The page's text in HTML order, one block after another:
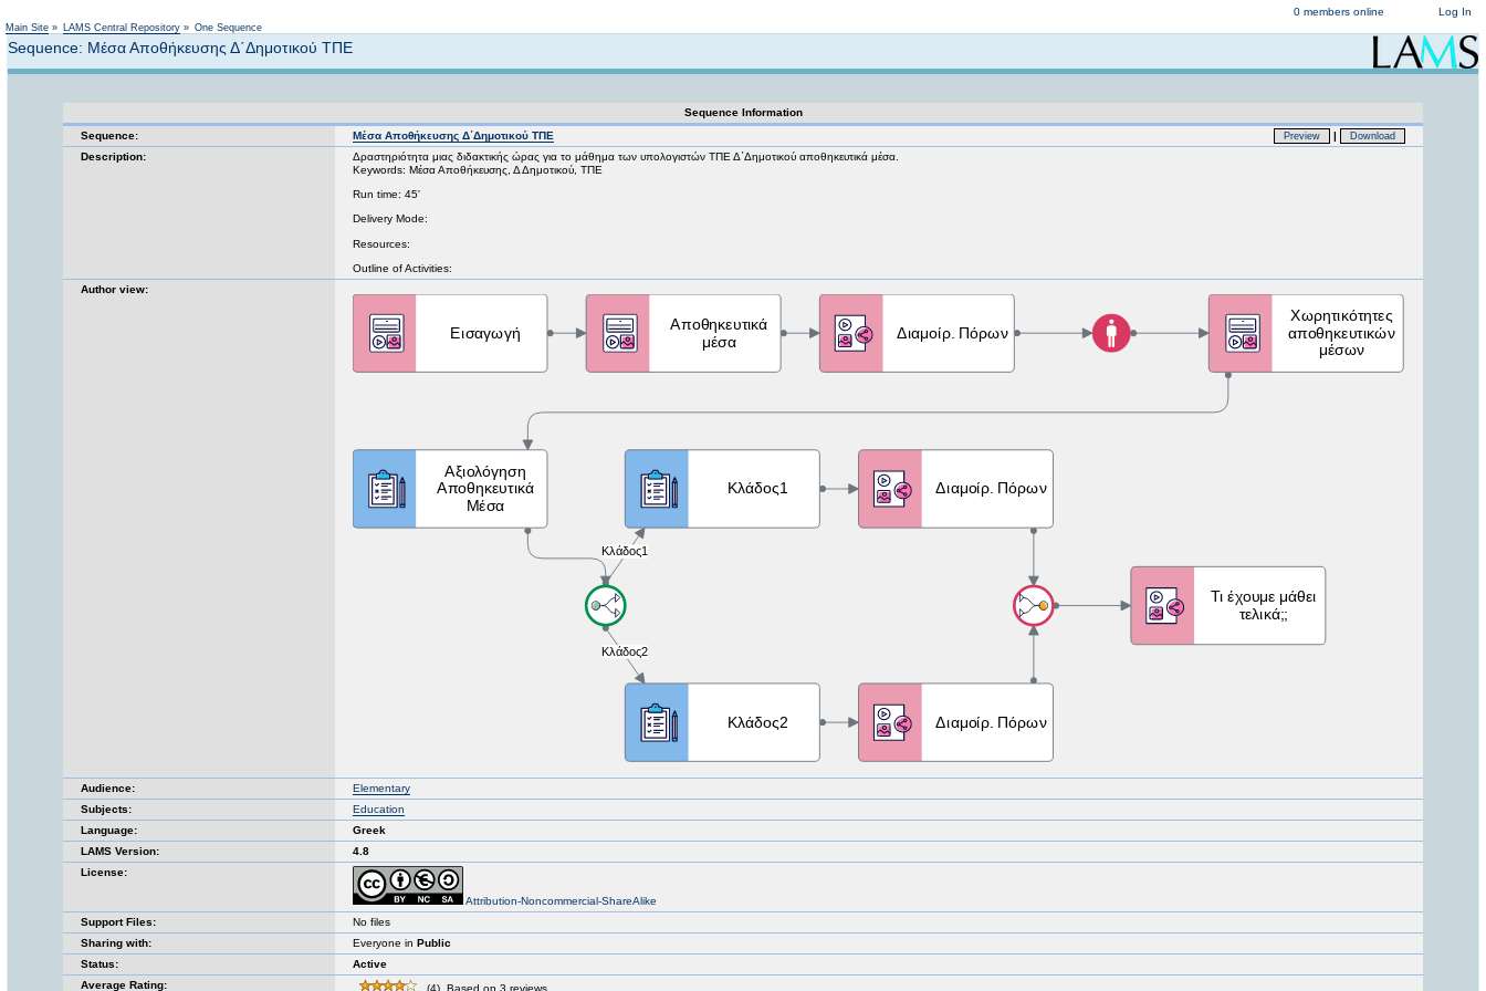
Log In
0 members online
Main Site » LAMS Central Repository » One Sequence
Sequence: Μέσα Αποθήκευσης Δ΄Δημοτικού ΤΠΕ
Sequence Information
Sequence:
Μέσα Αποθήκευσης Δ΄Δημοτικού ΤΠΕ Preview | Download
Description:
Δραστηριότητα μιας διδακτικής ώρας για το μάθημα των υπολογιστών ΤΠΕ Δ΄Δημοτικού αποθηκευτικά μέσα.
Keywords: Μέσα Αποθήκευσης, Δ Δημοτικού, ΤΠΕ
Run time: 45'
Delivery Mode:
Resources:
Outline of Activities:
Author view:
Audience:
Elementary
Subjects:
Education
Language:
Greek
LAMS Version:
4.8
License:
Attribution-Noncommercial-ShareAlike
Support Files:
No files
Sharing with:
Everyone in Public
Status:
Active
Average Rating:
(4). Based on 3 reviews.